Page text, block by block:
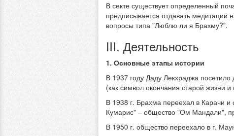
В секте существует определенный
предписывается отдавать
вопросы типа "Люблю ли я Брахму?".
III. Деятельность
1. Основные этапы истории
В 1937 году Даду Лекхраджа
(как символ окончания старой жизни и
В 1938 г. Брахма переехал в Карачи и
Кумарис" – общество "Ом Мандали",
В 1950 г. общество переехало в г.